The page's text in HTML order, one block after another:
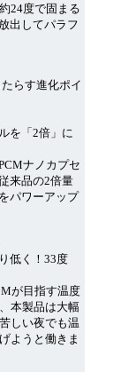
で固まる
してパラフ
らす進化ポイ
を「2倍」に
ナノカプセ
来品の2倍量
パワーアップ
低く！33度
が目指す温度
本製品は大幅
しい夜でも温
ようと働きま